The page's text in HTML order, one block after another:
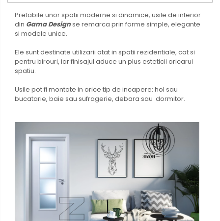
Pretabile unor spatii moderne si dinamice, usile de interior
din Gama Designse remarca prin forme simple, elegante
si modele unice.
Ele sunt destinate utilizarii atat in spatii rezidentiale, cat si
pentru birouri, iar finisajul aduce un plus esteticii oricarui
spatiu.
Usile pot fi montate in orice tip de incapere: hol sau
bucatarie, baie sau sufragerie, debara sau dormitor.